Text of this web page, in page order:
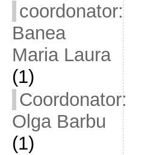
coordonator:
Banea
Maria Laura
(1)
Coordonator:
Olga Barbu
(1)